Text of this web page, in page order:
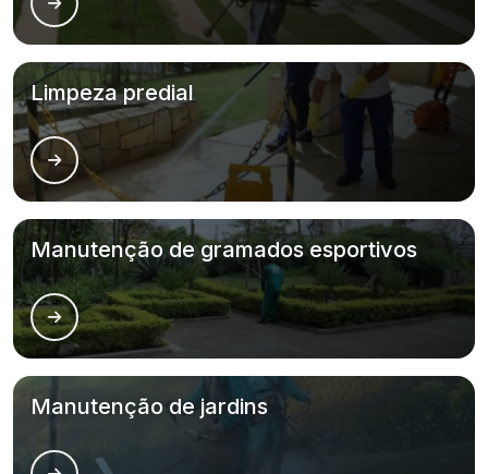
Limpeza predial
Manutenção de gramados esportivos
Manutenção de jardins